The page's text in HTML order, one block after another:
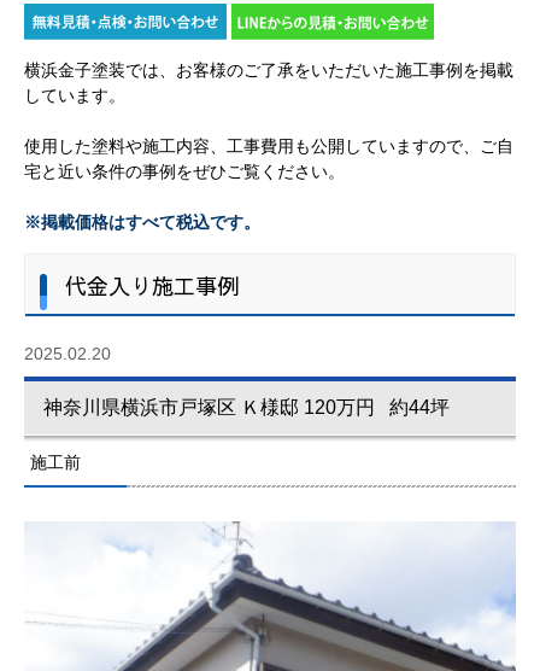
横浜金子塗装では、お客様のご了承をいただいた施工事例を掲載
しています。
使用した塗料や施工内容、工事費用も公開していますので、ご自
宅と近い条件の事例をぜひご覧ください。
※掲載価格はすべて税込です。
代金入り施工事例
2025.02.20
神奈川県横浜市戸塚区 Ｋ様邸 120万円 約44坪
施工前